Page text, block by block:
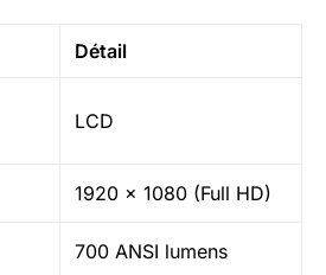
Détail
LCD
1920 x 1080 (Full HD)
700 ANSI lumens